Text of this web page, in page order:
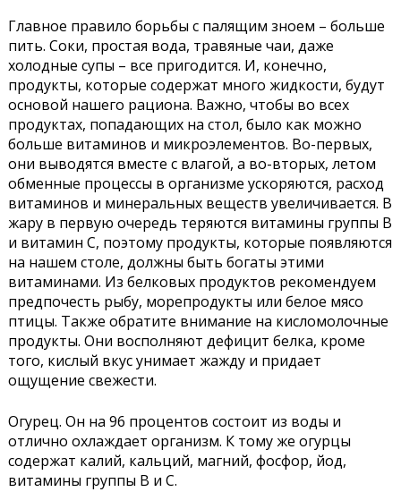
Главное правило борьбы с палящим зноем – больше
пить. Соки, простая вода, травяные чаи, даже
холодные супы – все пригодится. И, конечно,
продукты, которые содержат много жидкости, будут
основой нашего рациона. Важно, чтобы во всех
продуктах, попадающих на стол, было как можно
больше витаминов и микроэлементов. Во-первых,
они выводятся вместе с влагой, а во-вторых, летом
обменные процессы в организме ускоряются, расход
витаминов и минеральных веществ увеличивается. В
жару в первую очередь теряются витамины группы B
и витамин С, поэтому продукты, которые появляются
на нашем столе, должны быть богаты этими
витаминами. Из белковых продуктов рекомендуем
предпочесть рыбу, морепродукты или белое мясо
птицы. Также обратите внимание на кисломолочные
продукты. Они восполняют дефицит белка, кроме
того, кислый вкус унимает жажду и придает
ощущение свежести.
Огурец. Он на 96 процентов состоит из воды и
отлично охлаждает организм. К тому же огурцы
содержат калий, кальций, магний, фосфор, йод,
витамины группы В и С.